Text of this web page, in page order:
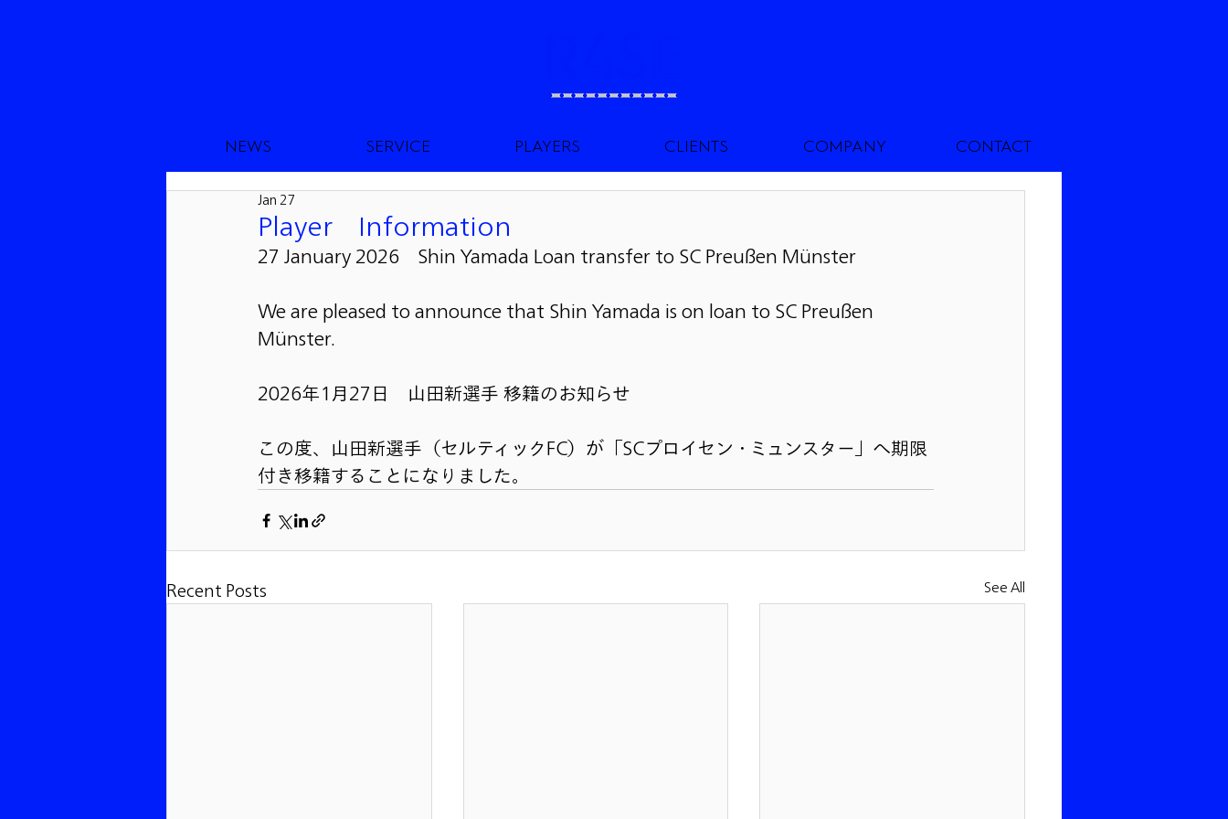
NEWS SERVICE PLAYERS CLIENTS COMPANY CONTACT
Player Information
Jan 27
27 January 2026　Shin Yamada Loan transfer to SC Preußen Münster
We are pleased to announce that Shin Yamada is on loan to SC Preußen
Münster.
2026年1月27日　山田新選手 移籍のお知らせ
この度、山田新選手（セルティックFC）が「SCプロイセン・ミュンスター」へ期限
付き移籍することになりました。
Recent Posts See All